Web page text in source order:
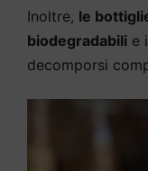
Inoltre, le
biodegradabili e
decomporsi